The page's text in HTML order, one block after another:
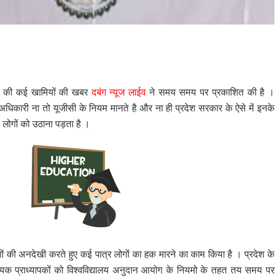
की कई खामियों की खबरदबंग न्यूज लाईवने समय समय पर प्रकाशित की है ।
ना तो यूजीसी के नियम मानते है और ना ही प्रदेश सरकार के ऐसे में इनके
को उठाना पड़ता है ।
की अनदेखी करते हुए कई पात्र लोगों का हक मारने का काम किया है । प्रदेश के
प्राध्यापकों को विश्वविद्यालय अनुदान आयोग के नियमो के तहत तय समय पर